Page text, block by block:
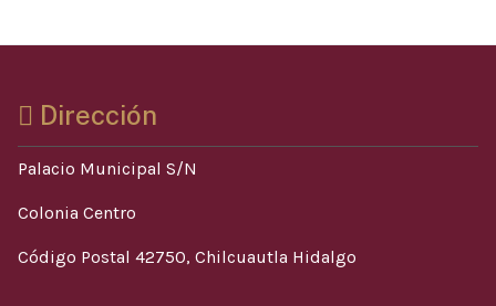
Dirección
Palacio Municipal S/N
Colonia Centro
Código Postal 42750, Chilcuautla Hidalgo